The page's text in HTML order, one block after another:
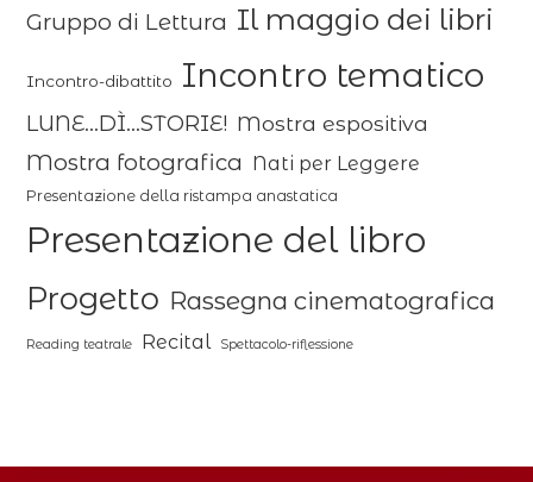
Gruppo di Lettura Il maggio dei libri
Incontro-dibattito Incontro tematico
LUNE...DÌ...STORIE! Mostra espositiva
Mostra fotografica Nati per Leggere
Presentazione della ristampa anastatica
Presentazione del libro
Progetto Rassegna cinematografica
Reading teatrale Recital Spettacolo-riflessione